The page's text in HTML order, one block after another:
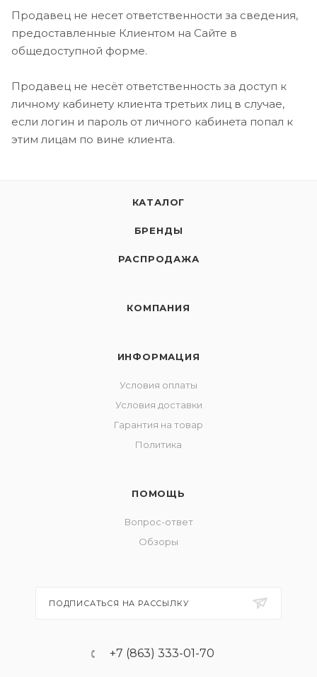
Продавец не несет ответственности за сведения,
предоставленные Клиентом на Сайте в
общедоступной форме.
Продавец не несёт ответственность за доступ к
личному кабинету клиента третьих лиц в случае,
если логин и пароль от личного кабинета попал к
этим лицам по вине клиента.
КАТАЛОГ
БРЕНДЫ
РАСПРОДАЖА
КОМПАНИЯ
ИНФОРМАЦИЯ
Условия оплаты
Условия доставки
Гарантия на товар
Политика
ПОМОЩЬ
Вопрос-ответ
Обзоры
ПОДПИСАТЬСЯ НА РАССЫЛКУ
+7 (863) 333-01-70